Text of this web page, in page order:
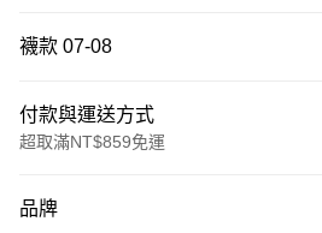
襪款 07-08
付款與運送方式
超取滿NT$859免運
信用卡一次付款
品牌